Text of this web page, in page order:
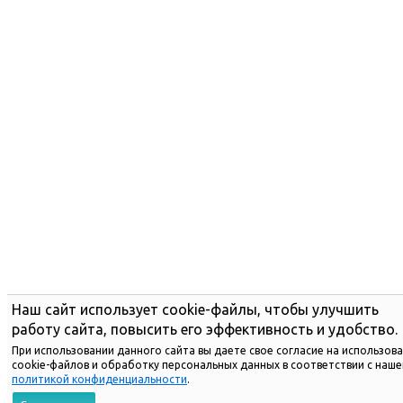
Наш сайт использует cookie-файлы, чтобы улучшить
работу сайта, повысить его эффективность и удобство.
При использовании данного сайта вы даете свое согласие на
cookie-файлов и обработку персональных данных в соответствии с
политикой конфиденциальности.